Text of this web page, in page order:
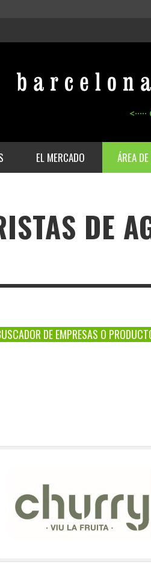
EL MERCADO ÁREA
DE
DE EMPRESAS O